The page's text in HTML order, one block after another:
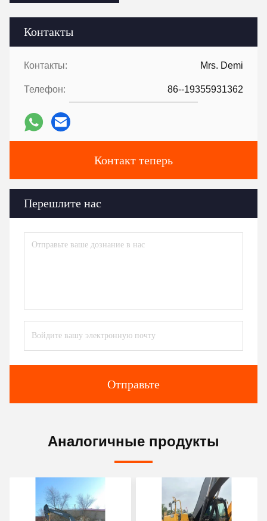
Контакты
Контакты: Mrs. Demi
Телефон: 86--19355931362
Контакт теперь
Перешлите нас
Отправьте
Аналогичные продукты